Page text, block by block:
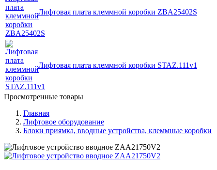
Лифтовая плата клеммной коробки ZBA25402S
Лифтовая плата клеммной коробки STAZ.111v1
Просмотренные товары
Главная
Лифтовое оборудование
Блоки приямка, вводные устройства, клеммные коробки